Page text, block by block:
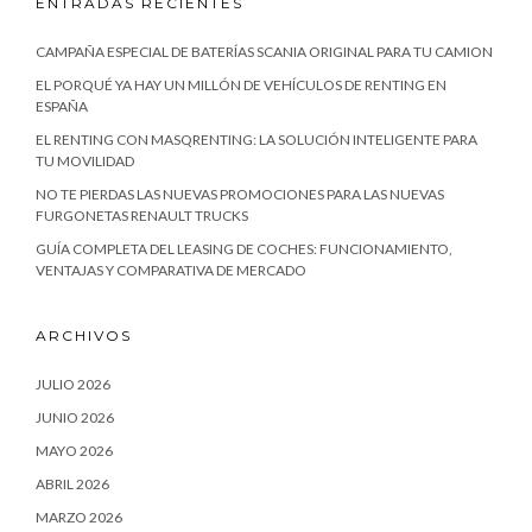
CAMPAÑA ESPECIAL DE BATERÍAS SCANIA ORIGINAL PARA TU CAMION
EL PORQUÉ YA HAY UN MILLÓN DE VEHÍCULOS DE RENTING EN
ESPAÑA
EL RENTING CON MASQRENTING: LA SOLUCIÓN INTELIGENTE PARA
TU MOVILIDAD
NO TE PIERDAS LAS NUEVAS PROMOCIONES PARA LAS NUEVAS
FURGONETAS RENAULT TRUCKS
GUÍA COMPLETA DEL LEASING DE COCHES: FUNCIONAMIENTO,
VENTAJAS Y COMPARATIVA DE MERCADO
ARCHIVOS
JULIO 2026
JUNIO 2026
MAYO 2026
ABRIL 2026
MARZO 2026